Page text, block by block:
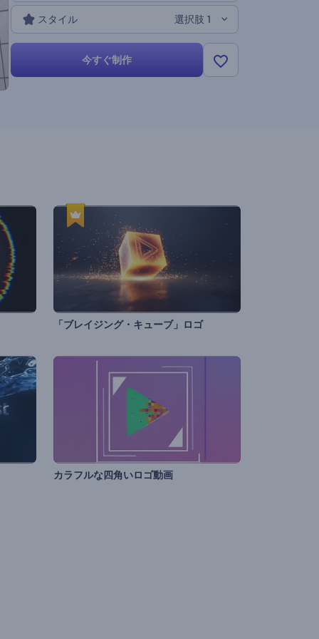
スタイル 選択肢 1
今すぐ制作
「ブレイジング・キューブ」ロゴ
カラフルな四角いロゴ動画